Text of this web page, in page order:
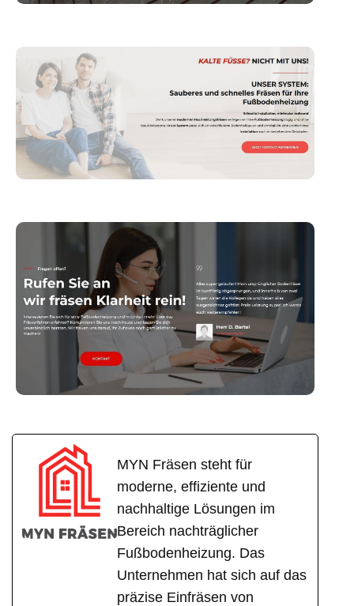
MYN Fräsen steht für
moderne, effiziente und
nachhaltige Lösungen im
Bereich nachträglicher
Fußbodenheizung. Das
Unternehmen hat sich auf das
präzise Einfräsen von